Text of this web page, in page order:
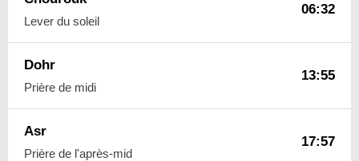
Lever du soleil
06:32
Dohr
Prière de midi
13:55
Asr
Prière de l'après-mid
17:57